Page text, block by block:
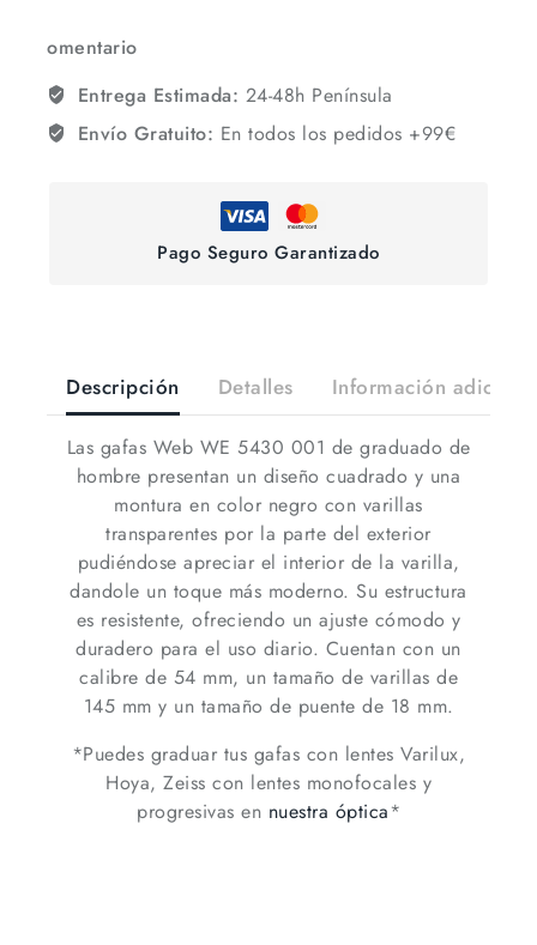
omentario
Entrega Estimada: 24-48h Península
Envío Gratuito: En todos los pedidos +99€
Pago Seguro Garantizado
Descripción Detalles Información
Las gafas Web WE 5430 001 de graduado de
hombre presentan un diseño cuadrado y una
montura en color negro con varillas
transparentes por la parte del exterior
pudiéndose apreciar el interior de la varilla,
dandole un toque más moderno. Su estructura
es resistente, ofreciendo un ajuste cómodo y
duradero para el uso diario. Cuentan con un
calibre de 54 mm, un tamaño de varillas de
145 mm y un tamaño de puente de 18 mm.
*Puedes graduar tus gafas con lentes Varilux,
Hoya, Zeiss con lentes monofocales y
progresivas en nuestra óptica*